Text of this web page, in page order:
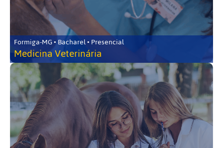
Formiga-MG • Bacharel • Presencial
Medicina Veterinária